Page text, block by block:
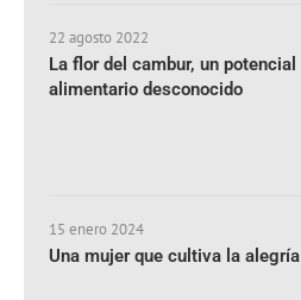
22 agosto 2022
La flor del cambur, un potencial
alimentario desconocido
15 enero 2024
Una mujer que cultiva la alegría